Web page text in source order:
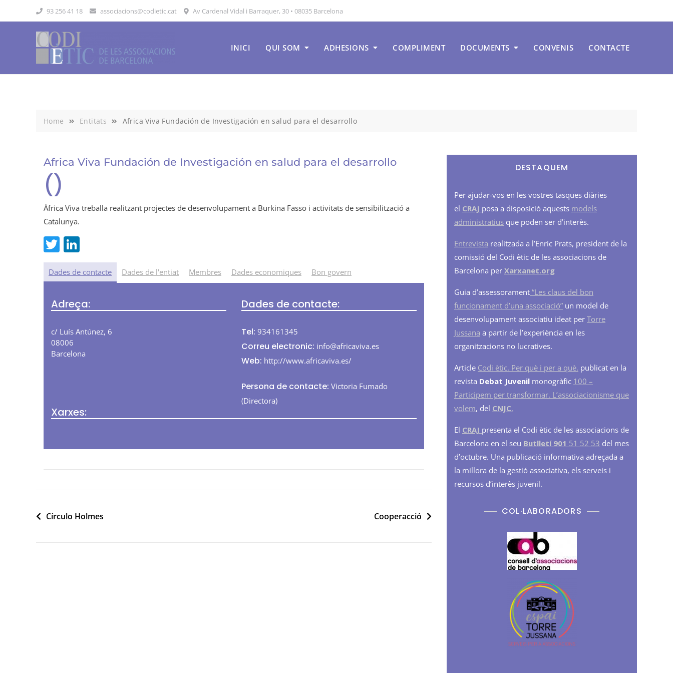
93 256 41 18 associacions@codietic.cat Av Cardenal Vidal i Barraquer, 30 • 08035 Barcelona
INICI QUI SOM ADHESIONS COMPLIMENT DOCUMENTS CONVENIS CONTACTE
Home Entitats Africa Viva Fundación de Investigación en salud para el desarrollo
Africa Viva Fundación de Investigación en salud para el desarrollo
()
Àfrica Viva treballa realitzant projectes de desenvolupament a Burkina Fasso i activitats de sensibilització a
Catalunya.
T
w
itt
n
k
dI
n
Dades de contacte Dades de l'entiat Membres Dades economiques Bon govern
Adreça:
c/ Luís Antúnez, 6
08006
Barcelona
Dades de contacte:
Tel: 934161345
Correu electronic: info@africaviva.es
Web: http://www.africaviva.es/
Persona de contacte: Victoria Fumado
(Directora)
Xarxes:
Navegació
d'entrades
Círculo Holmes Cooperacció
DESTAQUEM
Per ajudar-vos en les vostres tasques diàries
el CRAJ posa a disposició aquests models
administratius que poden ser d’interès.
Entrevista realitzada a l’Enric Prats, president de la
comissió del Codi ètic de les associacions de
Barcelona per Xarxanet.org
Guia d’assessorament “Les claus del bon
funcionament d’una associació” un model de
desenvolupament associatiu ideat per Torre
Jussana a partir de l’experiència en les
organitzacions no lucratives.
Article Codi ètic. Per què i per a què. publicat en la
revista Debat Juvenil monogràfic 100 –
Participem per transformar. L’associacionisme que
volem, del CNJC.
El CRAJ presenta el Codi ètic de les associacions de
Barcelona en el seu Butlletí 901 51 52 53 del mes
d’octubre. Una publicació informativa adreçada a
la millora de la gestió associativa, els serveis i
recursos d’interès juvenil.
COL·LABORADORS